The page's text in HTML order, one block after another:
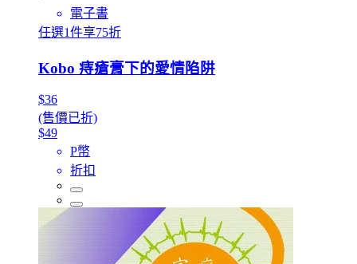
電子書
任選1件享75折
Kobo 痔瘡膏下的愛情陷阱
$36
(售價已折)
$49
P幣
折扣